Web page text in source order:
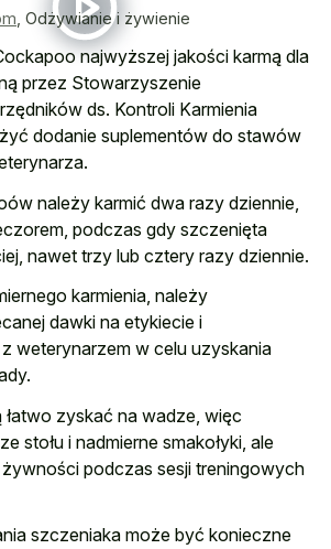
Odżywianie i żywienie
najwyższej jakości karmą dla
przez Stowarzyszenie
ds. Kontroli Karmienia
dodanie suplementów do stawów
należy karmić dwa razy dziennie,
podczas gdy szczenięta
nawet trzy lub cztery razy dziennie.
karmienia, należy
dawki na etykiecie i
weterynarzem w celu uzyskania
zyskać na wadze, więc
stołu i nadmierne smakołyki, ale
podczas sesji treningowych
szczeniaka może być konieczne